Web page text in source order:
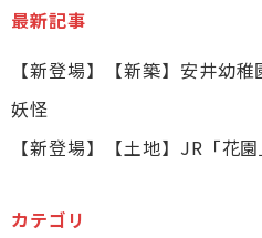
最新記事
【新登場】【新築】安井幼稚
妖怪
【新登場】【土地】JR「花
カテゴリ